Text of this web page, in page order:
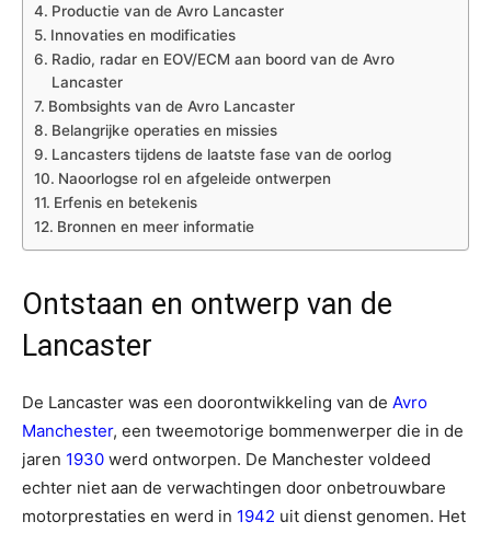
Productie van de Avro Lancaster
Innovaties en modificaties
Radio, radar en EOV/ECM aan boord van de Avro
Lancaster
Bombsights van de Avro Lancaster
Belangrijke operaties en missies
Lancasters tijdens de laatste fase van de oorlog
Naoorlogse rol en afgeleide ontwerpen
Erfenis en betekenis
Bronnen en meer informatie
Ontstaan en ontwerp van de
Lancaster
De Lancaster was een doorontwikkeling van de Avro
Manchester, een tweemotorige bommenwerper die in de
jaren 1930 werd ontworpen. De Manchester voldeed
echter niet aan de verwachtingen door onbetrouwbare
motorprestaties en werd in 1942 uit dienst genomen. Het